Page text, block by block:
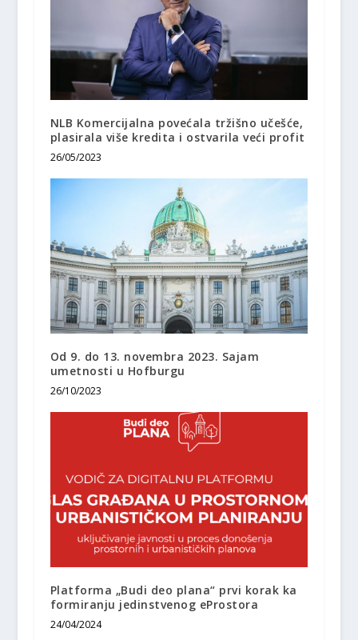
NLB Komercijalna povećala tržišno učešće,
plasirala više kredita i ostvarila veći profit
26/05/2023
Od 9. do 13. novembra 2023. Sajam
umetnosti u Hofburgu
26/10/2023
Platforma „Budi deo plana“ prvi korak ka
formiranju jedinstvenog eProstora
24/04/2024